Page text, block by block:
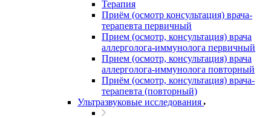
Терапия
Приём (осмотр консультация) врача-
терапевта первичный
Прием (осмотр, консультация) врача
аллерголога-иммунолога первичный
Прием (осмотр, консультация) врача
аллерголога-иммунолога повторный
Приём (осмотр, консультация) врача-
терапевта (повторный)
Ультразвуковые исследования